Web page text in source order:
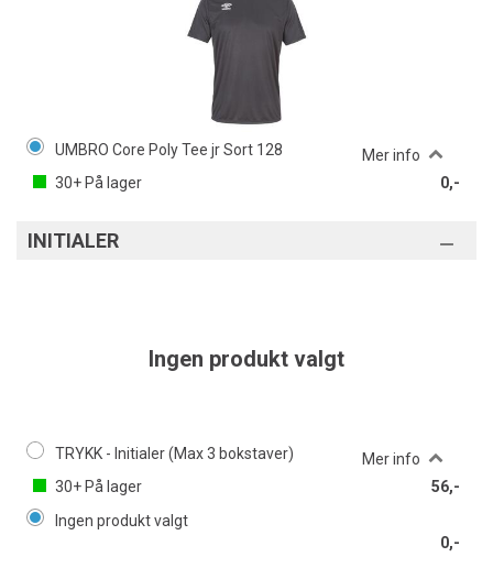
UMBRO Core Poly Tee jr Sort 128
Mer info
30+ På lager 0,-
INITIALER
Ingen produkt valgt
TRYKK - Initialer (Max 3 bokstaver)
Mer info
30+ På lager
56,-
Ingen produkt valgt
0,-